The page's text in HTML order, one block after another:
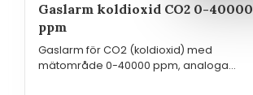
Gaslarm koldioxid CO2 0-40000
ppm
Gaslarm för CO2 (koldioxid) med
mätområde 0-40000 ppm, analoga